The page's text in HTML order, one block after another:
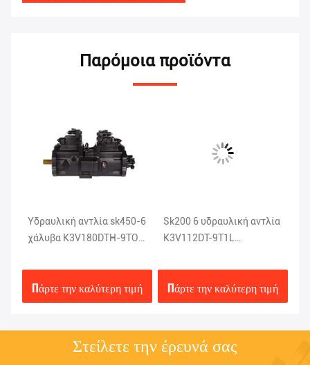
Παρόμοια προϊόντα
Υδραυλική αντλία sk450-6
χάλυβα K3V180DTH-9TOV
εκσκαφέων
Πάρτε την καλύτερη τιμή
Sk200 6 υδραυλική αντλία
K3V112DT-9T1L
καθισμάτων αργιλίου
Πάρτε την καλύτερη τιμή
Στείλετε την έρευνά σας